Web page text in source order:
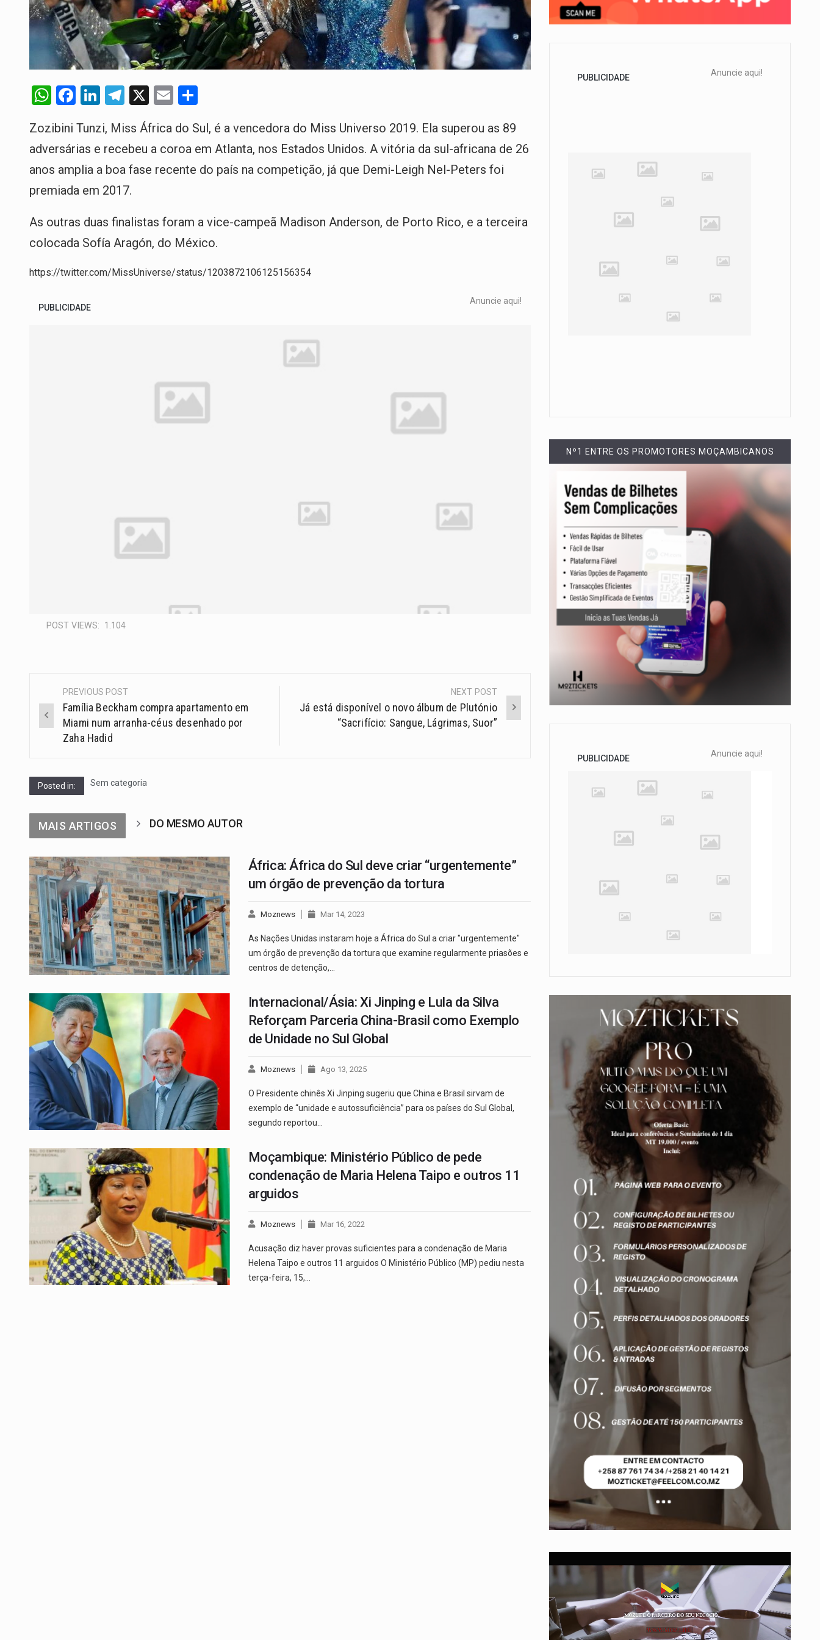
W
at
s
A
p
p
F
ce
b
o
o
Li
ke
dI
n
T
e
gr
a
m
X
E
ail ar
e
Zozibini Tunzi, Miss África do Sul, é a vencedora do Miss Universo 2019. Ela superou as 89
adversárias e recebeu a coroa em Atlanta, nos Estados Unidos. A vitória da sul-africana de 26
anos amplia a boa fase recente do país na competição, já que Demi-Leigh Nel-Peters foi
premiada em 2017.
As outras duas finalistas foram a vice-campeã Madison Anderson, de Porto Rico, e a terceira
colocada Sofía Aragón, do México.
https://twitter.com/MissUniverse/status/1203872106125156354
PUBLICIDADE
Anuncie aqui!
POST VIEWS: 1.104
PREVIOUS POST
Família Beckham compra apartamento em
Miami num arranha-céus desenhado por
Zaha Hadid
NEXT POST
Já está disponível o novo álbum de Plutónio
“Sacrifício: Sangue, Lágrimas, Suor”
Posted in: Sem categoria
MAIS ARTIGOS DO MESMO AUTOR
África: África do Sul deve criar “urgentemente”
um órgão de prevenção da tortura
Moznews Mar 14, 2023
As Nações Unidas instaram hoje a África do Sul a criar "urgentemente"
um órgão de prevenção da tortura que examine regularmente priasões e
centros de detenção,…
Internacional/Ásia: Xi Jinping e Lula da Silva
Reforçam Parceria China-Brasil como Exemplo
de Unidade no Sul Global
Moznews Ago 13, 2025
O Presidente chinês Xi Jinping sugeriu que China e Brasil sirvam de
exemplo de “unidade e autossuficiência” para os países do Sul Global,
segundo reportou…
Moçambique: Ministério Público de pede
condenação de Maria Helena Taipo e outros 11
arguidos
Moznews Mar 16, 2022
Acusação diz haver provas suficientes para a condenação de Maria
Helena Taipo e outros 11 arguidos O Ministério Público (MP) pediu nesta
terça-feira, 15,…
PUBLICIDADE Anuncie aqui!
Nº1 ENTRE OS PROMOTORES MOÇAMBICANOS
PUBLICIDADE Anuncie aqui!